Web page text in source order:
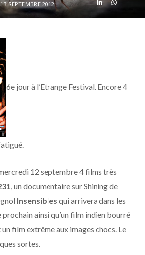
o t r e d l
13 SEPTEMBRE 2012
6e jour à l’Etrange Festival. Encore 4
12 septembre 4 films très
, un documentaire sur Shining de
Insensibles qui arrivera dans les
ainsi qu’un film indien bourré
film extrême aux images chocs. Le
sortes.